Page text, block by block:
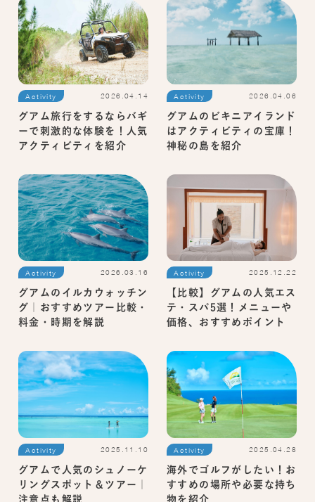
Activity 2026.04.14
グアム旅行をするならバギ
ーで刺激的な体験を！人気
アクティビティを紹介
Activity 2026.04.06
グアムのビキニアイランド
はアクティビティの宝庫！
神秘の島を紹介
Activity 2026.03.16
グアムのイルカウォッチン
グ｜おすすめツアー比較・
料金・時期を解説
Activity 2025.12.22
【比較】グアムの人気エス
テ・スパ5選！メニューや
価格、おすすめポイント
Activity 2025.11.10
グアムで人気のシュノーケ
リングスポット＆ツアー｜
注意点も解説
Activity 2025.04.28
海外でゴルフがしたい！お
すすめの場所や必要な持ち
物を紹介